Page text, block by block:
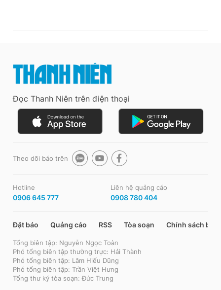
Đọc Thanh Niên trên điện thoại
Theo dõi báo trên
Hotline
0906 645 777
Liên hệ quảng cáo
0908 780 404
Đặt báo Quảng cáo RSS Tòa soạn Chính sách bảo
Tổng biên tập: Nguyễn Ngọc Toàn
Phó tổng biên tập thường trực: Hải Thành
Phó tổng biên tập: Lâm Hiếu Dũng
Phó tổng biên tập: Trần Việt Hưng
Tổng thư ký tòa soạn: Đức Trung